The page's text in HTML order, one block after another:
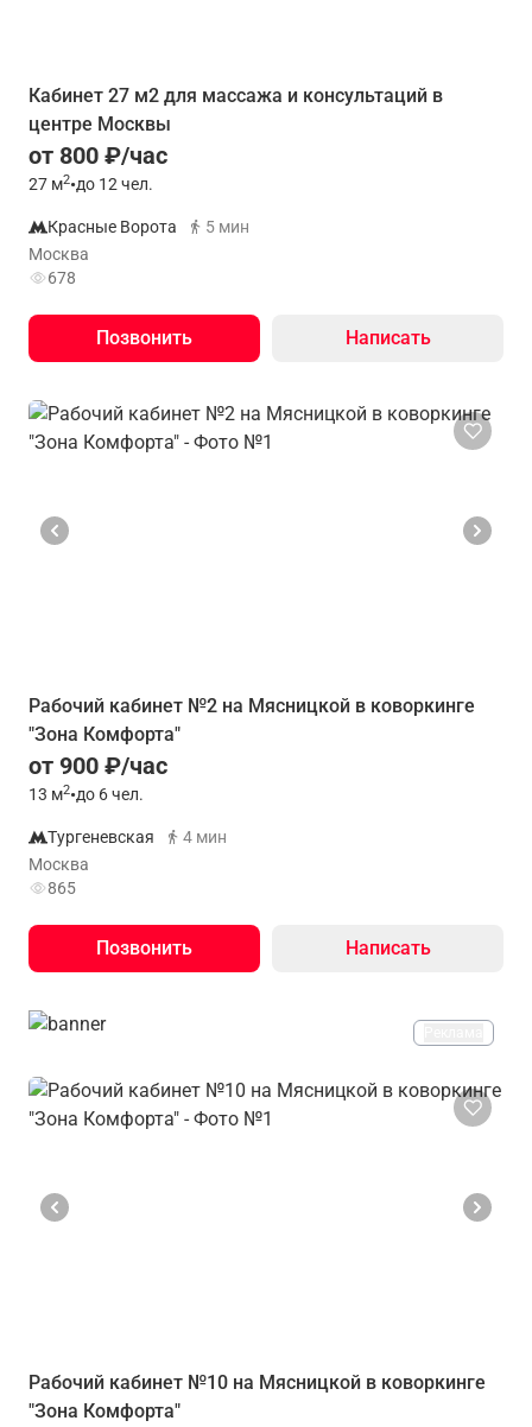
Кабинет 27 м2 для массажа и консультаций в
центре Москвы
от 800 ₽/час
27 м2•до 12 чел.
Красные Ворота
5 мин
Москва
678
Позвонить Написать
Рабочий кабинет №2 на Мясницкой в коворкинге
"Зона Комфорта"
от 900 ₽/час
13 м2•до 6 чел.
Тургеневская
4 мин
Москва
865
Позвонить Написать
Рабочий кабинет №10 на Мясницкой в коворкинге
"Зона Комфорта"